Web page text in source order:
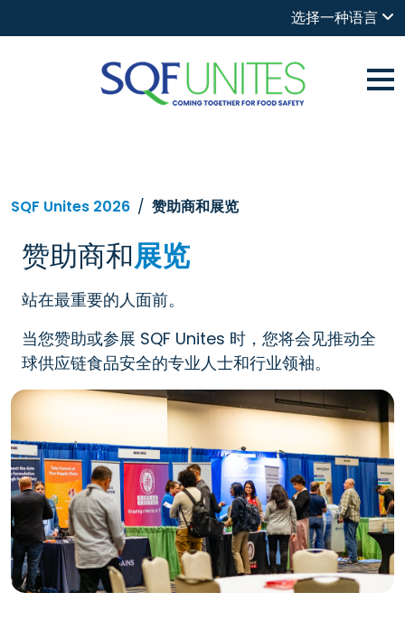
选择一种语言
SQF Unites 2026 赞助商和展览
赞助商和展览
站在最重要的人面前。
当您赞助或参展 SQF Unites 时，您将会见推动全
球供应链食品安全的专业人士和行业领袖。